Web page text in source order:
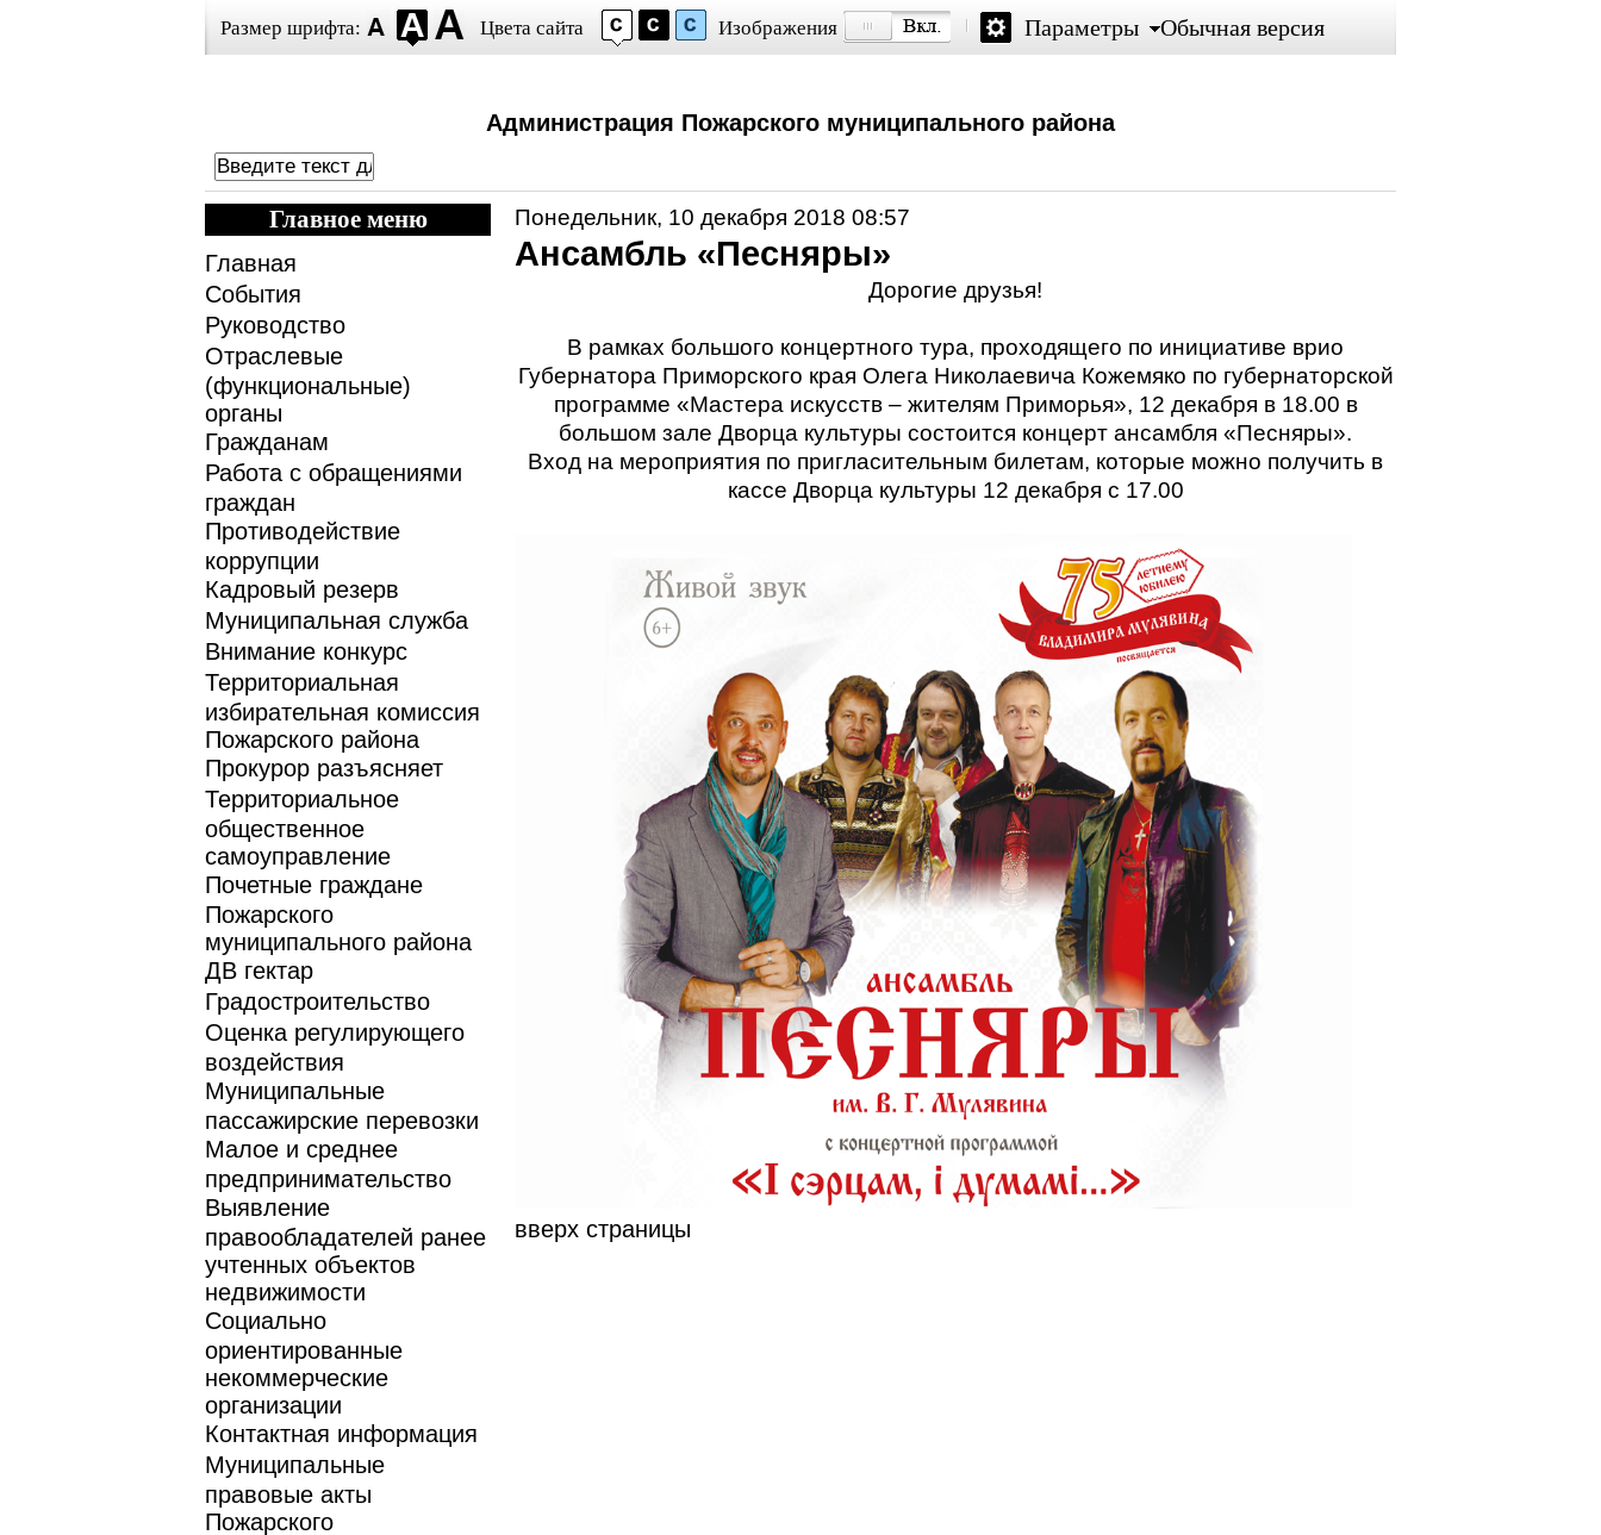
Размер шрифта: Цвета сайта Изображения Параметры Обычная версия
Администрация Пожарского муниципального района
Главное меню
Главная
События
Руководство
Отраслевые
(функциональные)
органы
Гражданам
Работа с обращениями
граждан
Противодействие
коррупции
Кадровый резерв
Муниципальная служба
Внимание конкурс
Территориальная
избирательная комиссия
Пожарского района
Прокурор разъясняет
Территориальное
общественное
самоуправление
Почетные граждане
Пожарского
муниципального района
ДВ гектар
Градостроительство
Оценка регулирующего
воздействия
Муниципальные
пассажирские перевозки
Малое и среднее
предпринимательство
Выявление
правообладателей ранее
учтенных объектов
недвижимости
Социально
ориентированные
некоммерческие
организации
Контактная информация
Муниципальные
правовые акты
Пожарского
Понедельник, 10 декабря 2018 08:57
Ансамбль «Песняры»
Дорогие друзья!
В рамках большого концертного тура, проходящего по инициативе врио
Губернатора Приморского края Олега Николаевича Кожемяко по губернаторской
программе «Мастера искусств – жителям Приморья», 12 декабря в 18.00 в
большом зале Дворца культуры состоится концерт ансамбля «Песняры».
Вход на мероприятия по пригласительным билетам, которые можно получить в
кассе Дворца культуры 12 декабря с 17.00
вверх страницы